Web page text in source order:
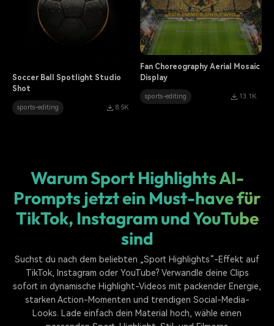
Fan Choreography Aerial Mosaic
Display
sports-editing 13.1K
Soccer Ball Spotlight Studio
Shot
sports-editing 8.5K
Warum Sport Highlights AI-
Prompts jetzt ein Must-have für
TikTok, Instagram und YouTube
sind
Suchst du nach dem beliebten „Sport Highlights“-Effekt auf
TikTok, Instagram oder YouTube? Verwandle deine Clips
sofort in dynamische Highlight-Videos mit packender Energie,
starken Action-Momenten und trendigen Social-Media-
Looks. Lade einfach dein Material hoch, wähle einen